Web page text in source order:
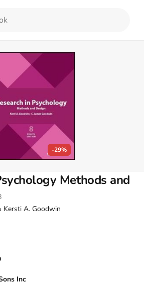
-29%
Methods and
Kersti A. Goodwin
Inc